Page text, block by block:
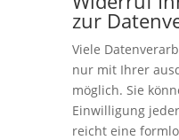
zur
Viele
nur mit Ihrer
möglich. Sie
Einwilligung
reicht eine